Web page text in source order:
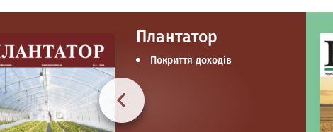
Плантатор
Покриття доходів